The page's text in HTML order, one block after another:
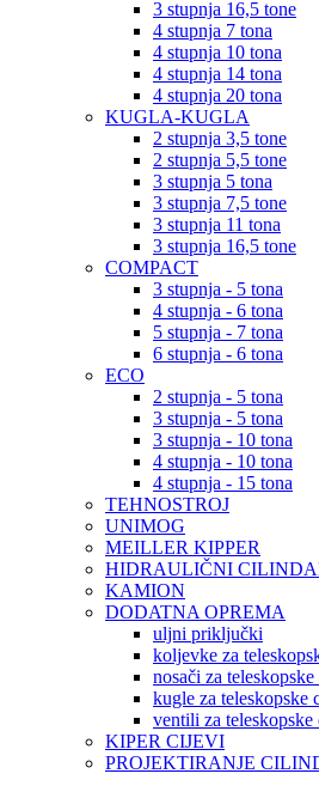
3 stupnja 16,5 tone
4 stupnja 7 tona
4 stupnja 10 tona
4 stupnja 14 tona
4 stupnja 20 tona
KUGLA-KUGLA
2 stupnja 3,5 tone
2 stupnja 5,5 tone
3 stupnja 5 tona
3 stupnja 7,5 tone
3 stupnja 11 tona
3 stupnja 16,5 tone
COMPACT
3 stupnja - 5 tona
4 stupnja - 6 tona
5 stupnja - 7 tona
6 stupnja - 6 tona
ECO
2 stupnja - 5 tona
3 stupnja - 5 tona
3 stupnja - 10 tona
4 stupnja - 10 tona
4 stupnja - 15 tona
TEHNOSTROJ
UNIMOG
MEILLER KIPPER
HIDRAULIČNI
KAMION
DODATNA OPREMA
uljni priključki
koljevke za
nosači za
kugle za teleskopske
ventili za
KIPER CIJEVI
PROJEKTIRANJE